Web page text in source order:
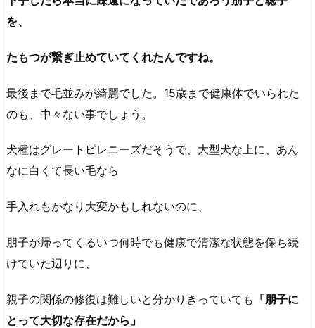
を、
たもつが繋ぎ止めていてくれたんですね。
最後まで毛並みが綺麗でした。15歳まで健康体でいられた
のも、中々ない事でしょう。
犬種はグレートピレニーズだそうで、大型犬な上に、あん
なに白くて長い毛なら
手入れもかなり大変かもしれないのに、
朋子が帰ってくるいつ何時でも健康で清潔な状態を保ち続
けていた辺りに、
親子の関係の修復は難しいと分かりきっていても 「朋子に
とって大切な存在だから」